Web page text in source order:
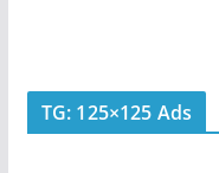
TG: 125×125 Ads